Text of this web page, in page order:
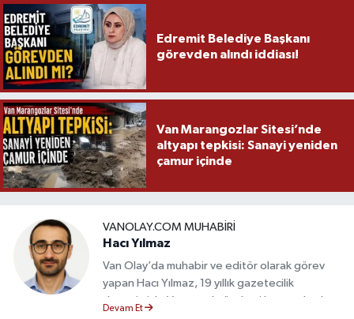
Edremit Belediye Başkanı
görevden alındı iddiası!
Van Marangozlar Sitesi’nde
altyapı tepkisi: Sanayi yeniden
çamur içinde
VANOLAY.COM MUHABIRI
Hacı Yılmaz
Van Olay’da muhabir ve editör olarak görev
yapan Hacı Yılmaz, 19 yıllık gazetecilik
deneyimiyle Van yerel gündemi başta olmak
Devam Et